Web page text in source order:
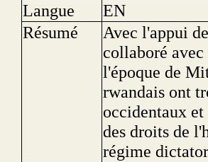
Langue
EN
Résumé
Avec l'appui
collaboré
l'époque de
rwandais ont
occidentaux
des droits de
régime